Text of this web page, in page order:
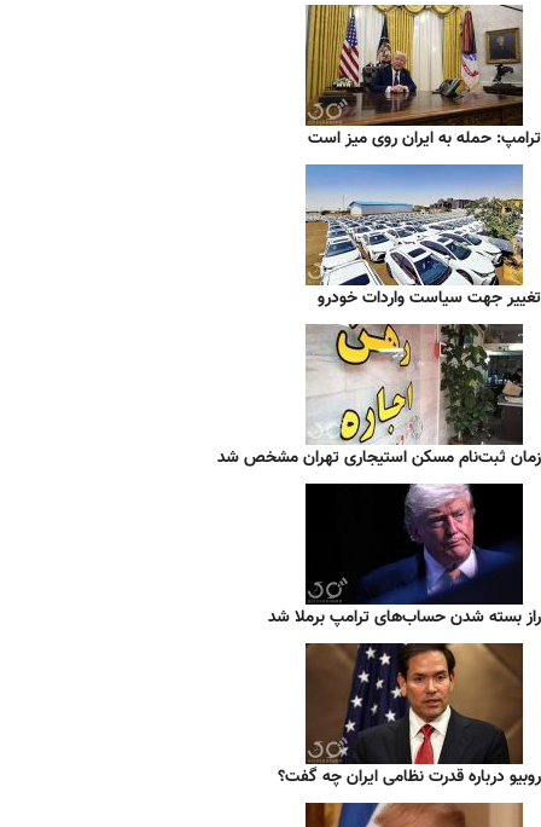
ترامپ: حمله به ایران روی میز است
تغییر جهت سیاست واردات خودرو
زمان ثبت‌نام مسکن استیجاری تهران مشخص شد
راز بسته شدن حساب‌های ترامپ برملا شد
روبیو درباره قدرت نظامی ایران چه گفت؟